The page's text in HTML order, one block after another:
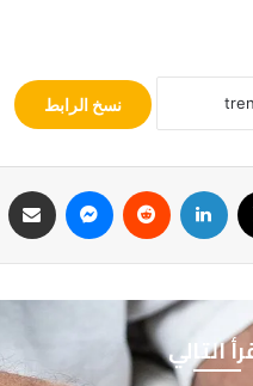
نسخ الرابط
لينكدإن ماسنجر
التالي